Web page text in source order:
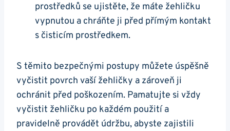
prostředků se⁢ ujistěte, že máte žehličku
vypnutou a ‍chráňte ji před přímým kontakt
s čisticím prostředkem.
S těmito bezpečnými postupy můžete úspěšně
vyčistit povrch vaší ⁤žehličky a zároveň ji
‌ochránit před poškozením. Pamatujte si vždy
vyčistit žehličku po každém použití⁣ a
pravidelně provádět údržbu, abyste zajistili